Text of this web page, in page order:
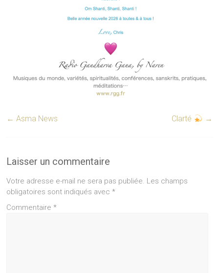
← Asma News Clarté →
Laisser un commentaire
Votre adresse e-mail ne sera pas publiée. Les champs
obligatoires sont indiqués avec*
Commentaire*